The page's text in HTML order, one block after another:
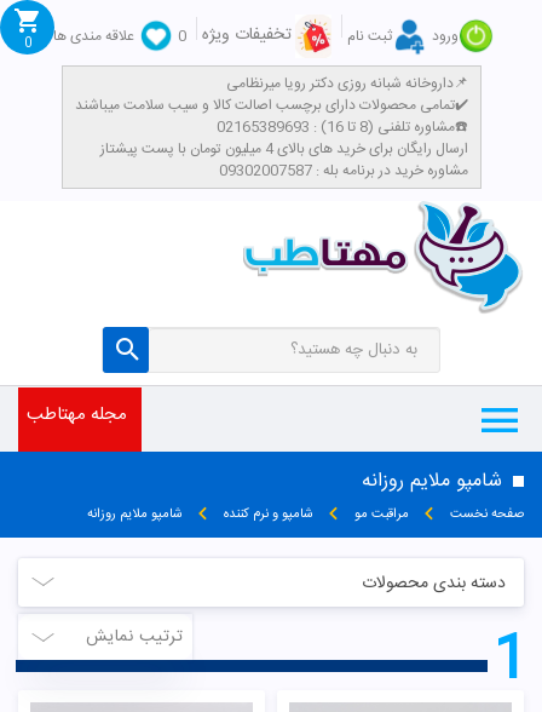
ورود ثبت نام تخفیفات ویژه 0
علاقه مندی ها
داروخانه شبانه روزی دکتر رویا میرنظامی📌
تمامی محصولات دارای برچسب اصالت کالا و سیب سلامت میباشند✔️
مشاوره تلفنی (8 تا 16) : 02165389693☎️
​ارسال رایگان برای خرید های بالای 4 میلیون تومان با پست پیشتاز
مشاوره خرید در برنامه بله : 09302007587
0
مجله مهتاطب
شامپو ملایم روزانه
صفحه نخست مراقبت مو شامپو و نرم کننده شامپو ملایم روزانه
دسته بندی محصولات
ترتیب نمایش
1